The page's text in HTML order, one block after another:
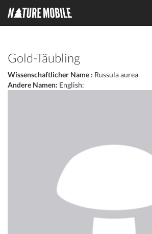
Gold-Täubling
Wissenschaftlicher Name : Russula aurea
Andere Namen: English: